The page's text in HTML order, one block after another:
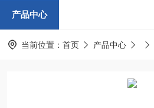
产品中心
当前位置： 首页 产品中心